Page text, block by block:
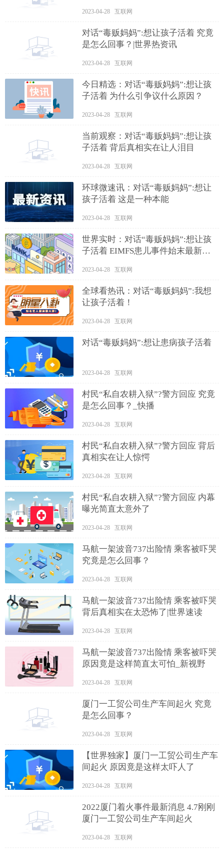
2023-04-28 互联网
对话“毒贩妈妈”:想让孩子活着 究竟
是怎么回事？|世界热资讯
2023-04-28 互联网
今日精选：对话“毒贩妈妈”:想让孩
子活着 为什么引争议什么原因？
2023-04-28 互联网
当前观察：对话“毒贩妈妈”:想让孩
子活着 背后真相实在让人泪目
2023-04-28 互联网
环球微速讯：对话“毒贩妈妈”:想让
孩子活着 这是一种本能
2023-04-28 互联网
世界实时：对话“毒贩妈妈”:想让孩
子活着 EIMFS患儿事件始末最新消
2023-04-28 互联网
全球看热讯：对话“毒贩妈妈”:我想
让孩子活着！
2023-04-28 互联网
对话“毒贩妈妈”:想让患病孩子活着
2023-04-28 互联网
村民“私自农耕入狱”?警方回应 究竟
是怎么回事？_快播
2023-04-28 互联网
村民“私自农耕入狱”?警方回应 背后
真相实在让人惊愕
2023-04-28 互联网
村民“私自农耕入狱”?警方回应 内幕
曝光简直太意外了
2023-04-28 互联网
马航一架波音737出险情 乘客被吓哭
究竟是怎么回事？
2023-04-28 互联网
马航一架波音737出险情 乘客被吓哭
背后真相实在太恐怖了|世界速读
2023-04-28 互联网
马航一架波音737出险情 乘客被吓哭
原因竟是这样简直太可怕_新视野
2023-04-28 互联网
厦门一工贸公司生产车间起火 究竟
是怎么回事？
2023-04-28 互联网
【世界独家】厦门一工贸公司生产车
间起火 原因竟是这样太吓人了
2023-04-28 互联网
2022厦门着火事件最新消息 4.7刚刚
厦门一工贸公司生产车间起火
2023-04-28 互联网